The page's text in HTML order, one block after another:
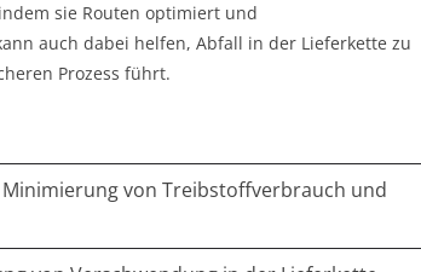
sie Routen optimiert und
auch dabei helfen, Abfall in der Lieferkette zu
Prozess führt.
von Treibstoffverbrauch und